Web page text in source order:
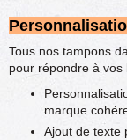
Tous nos tampons
pour répondre à vos
marque
Ajout de texte